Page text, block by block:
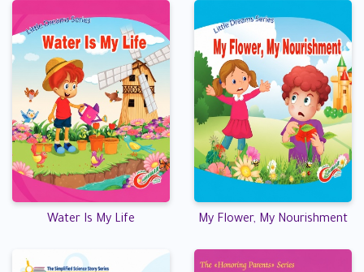
My Flower, My Nourishment
Water Is My Life